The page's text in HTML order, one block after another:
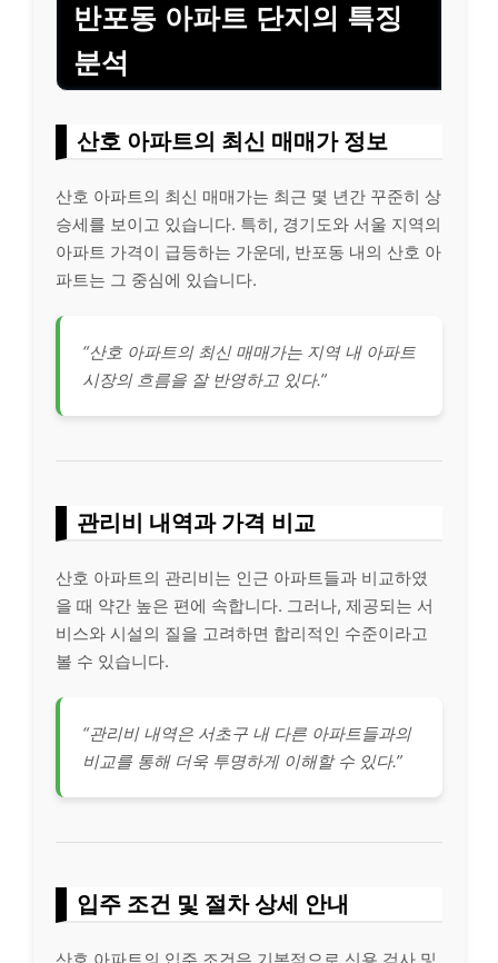
반포동 아파트 단지의 특징
분석
산호 아파트의 최신 매매가 정보
산호 아파트의 최신 매매가는 최근 몇 년간 꾸준히 상
승세를 보이고 있습니다. 특히, 경기도와 서울 지역의
아파트 가격이 급등하는 가운데, 반포동 내의 산호 아
파트는 그 중심에 있습니다.
“산호 아파트의 최신 매매가는 지역 내 아파트
시장의 흐름을 잘 반영하고 있다.”
관리비 내역과 가격 비교
산호 아파트의 관리비는 인근 아파트들과 비교하였
을 때 약간 높은 편에 속합니다. 그러나, 제공되는 서
비스와 시설의 질을 고려하면 합리적인 수준이라고
볼 수 있습니다.
“관리비 내역은 서초구 내 다른 아파트들과의
비교를 통해 더욱 투명하게 이해할 수 있다.”
입주 조건 및 절차 상세 안내